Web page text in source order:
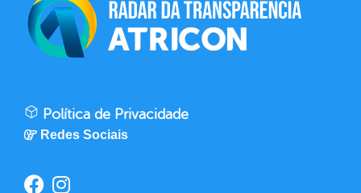
Política de Privacidade
Redes Sociais